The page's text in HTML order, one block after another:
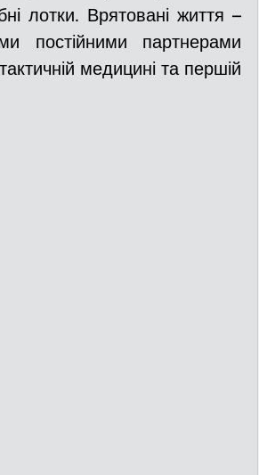
лотки. Врятовані життя –
постійними партнерами
медицині та першій